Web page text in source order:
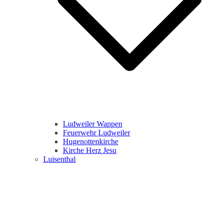
Ludweiler Wappen
Feuerwehr Ludweiler
Hugenottenkirche
Kirche Herz Jesu
Luisenthal